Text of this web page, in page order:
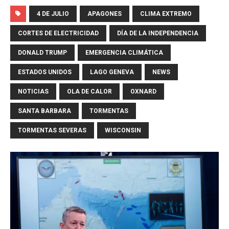
4 DE JULIO APAGONES CLIMA EXTREMO
CORTES DE ELECTRICIDAD DÍA DE LA INDEPENDENCIA
DONALD TRUMP EMERGENCIA CLIMÁTICA
ESTADOS UNIDOS LAGO GENEVA NEWS
NOTICIAS OLA DE CALOR OXNARD
SANTA BARBARA TORMENTAS
TORMENTAS SEVERAS WISCONSIN